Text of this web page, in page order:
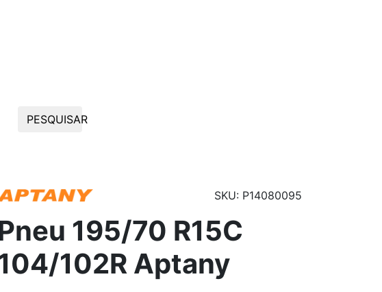
PESQUISAR
SKU: P14080095
195/70 R15C
102R Aptany